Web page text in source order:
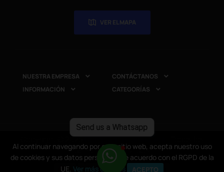
Send us a Whatsapp
Al continuar navegando por este sitio web, acepta nuestro uso
de cookies y sus datos personales de acuerdo con el RGPD de la
UE. Ver más detalles ACEPTO
VER EL MAPA
NUESTRA EMPRESA  CONTÁCTANOS 
INFORMACIÓN  CATEGORÍAS 
Al continuar navegando por este sitio web, acepta nuestro uso
de cookies y sus datos personales de acuerdo con el RGPD de la
UE. Ver más detalles ACEPTO
Copyright © 2025CompuRed Computers
derechos reservados